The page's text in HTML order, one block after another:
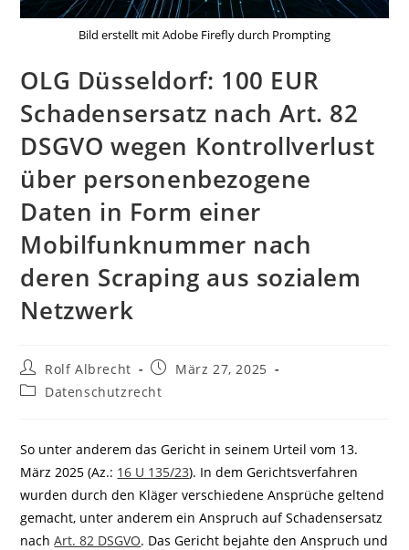
Bild erstellt mit Adobe Firefly durch Prompting
OLG Düsseldorf: 100 EUR
Schadensersatz nach Art. 82
DSGVO wegen Kontrollverlust
über personenbezogene
Daten in Form einer
Mobilfunknummer nach
deren Scraping aus sozialem
Netzwerk
Beitrags-
Autor:
Rolf Albrecht
Beitrag
veröffentlicht:
März 27, 2025
Beitrags-
Datenschutzrecht
So unter anderem das Gericht in seinem Urteil vom 13.
März 2025 (Az.: 16 U 135/23). In dem Gerichtsverfahren
wurden durch den Kläger verschiedene Ansprüche geltend
gemacht, unter anderem ein Anspruch auf Schadensersatz
nachArt. 82 DSGVO. Das Gericht bejahte den Anspruch und